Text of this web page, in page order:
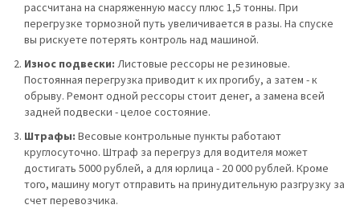
рассчитана на снаряженную массу плюс 1,5 тонны. При
перегрузке тормозной путь увеличивается в разы. На спуске
вы рискуете потерять контроль над машиной.
Износ подвески: Листовые рессоры не резиновые.
Постоянная перегрузка приводит к их прогибу, а затем - к
обрыву. Ремонт одной рессоры стоит денег, а замена всей
задней подвески - целое состояние.
Штрафы: Весовые контрольные пункты работают
круглосуточно. Штраф за перегруз для водителя может
достигать 5000 рублей, а для юрлица - 20 000 рублей. Кроме
того, машину могут отправить на принудительную разгрузку за
счет перевозчика.